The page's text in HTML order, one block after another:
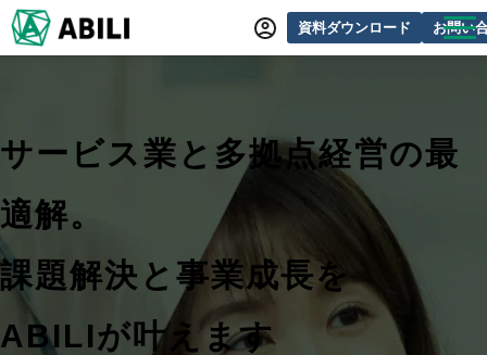
資料ダウンロード お問い
オンラインデモ
導入事例
動画制作事例
セミナー・イベント情報
できるをふやす研究所
サービス業と多拠点経営の最
適解。
課題解決と事業成長を
ABILIが叶えます